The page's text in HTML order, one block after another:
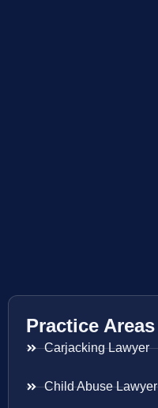
Practice Areas
Carjacking Lawyer
Child Abuse Lawyer